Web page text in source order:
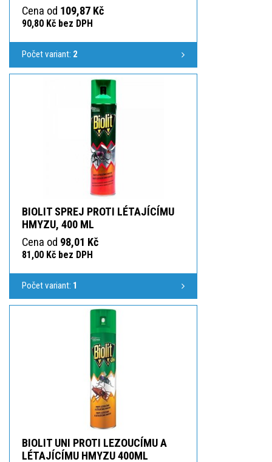
Cena od 109,87 Kč
90,80 Kč bez DPH
Počet variant: 2
BIOLIT SPREJ PROTI LÉTAJÍCÍMU
HMYZU, 400 ML
Cena od 98,01 Kč
81,00 Kč bez DPH
Počet variant: 1
BIOLIT UNI PROTI LEZOUCÍMU A
LÉTAJÍCÍMU HMYZU 400ML